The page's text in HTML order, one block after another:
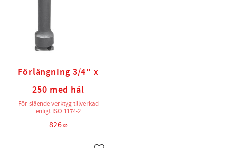
Förlängning 3/4" x
250 med hål
För slående verktyg tillverkad
enligt ISO 1174-2
826KR